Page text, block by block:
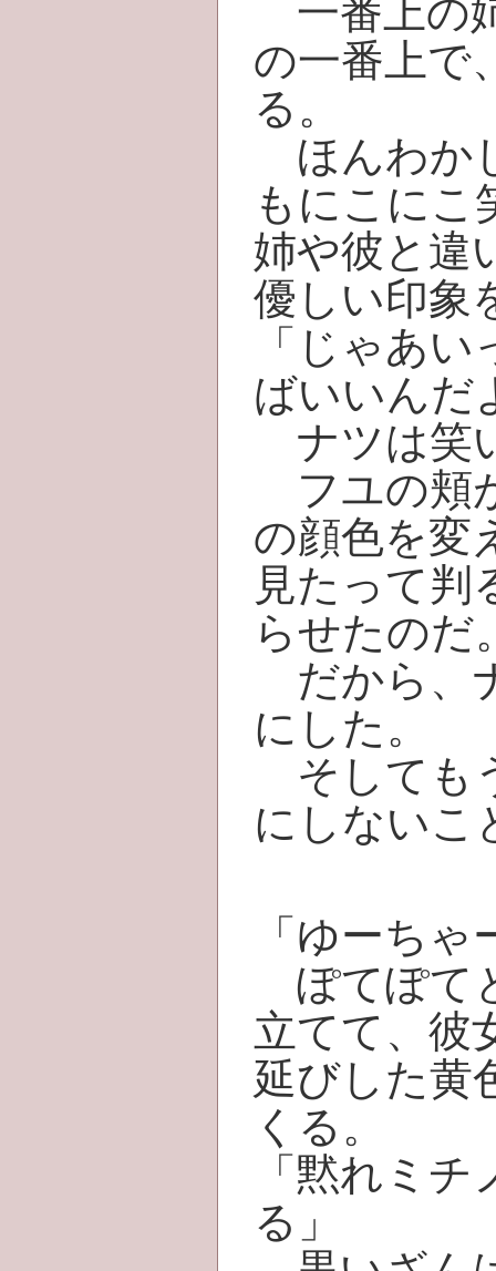
一番上の
の一番上で
る。
ほんわか
もにこにこ
姉や彼と違
優しい印象
「じゃあ
ばいいんだ
ナツは笑
フユの頬
の顔色を変
見たって判
らせたのだ
だから、
にした。
そしても
にしないこ
「ゆーちゃ
ぽてぽて
立てて、彼
延びした黄
くる。
「黙れミ
る」